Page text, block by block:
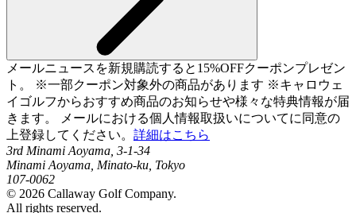
メールニュースを新規購読すると15%OFFクーポンプレゼン
ト。 ※一部クーポン対象外の商品があります ※キャロウェ
イゴルフからおすすめ商品のお知らせや様々な特典情報が届
きます。 メールにおける個人情報取扱いについてに同意の
上登録してください。 詳細はこちら
3rd Minami Aoyama, 3-1-34
Minami Aoyama, Minato-ku, Tokyo
107-0062
© 2026 Callaway Golf Company.
All rights reserved.